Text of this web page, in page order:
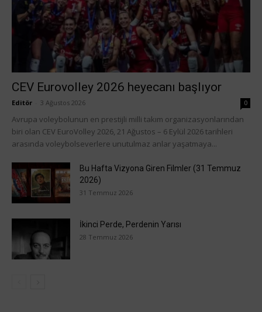
CEV Eurovolley 2026 heyecanı başlıyor
Editör 3 Ağustos 2026 0
Avrupa voleybolunun en prestijli milli takım organizasyonlarından
biri olan CEV EuroVolley 2026, 21 Ağustos – 6 Eylül 2026 tarihleri
arasında voleybolseverlere unutulmaz anlar yaşatmaya...
Bu Hafta Vizyona Giren Filmler (31 Temmuz
2026)
31 Temmuz 2026
İkinci Perde, Perdenin Yarısı
28 Temmuz 2026